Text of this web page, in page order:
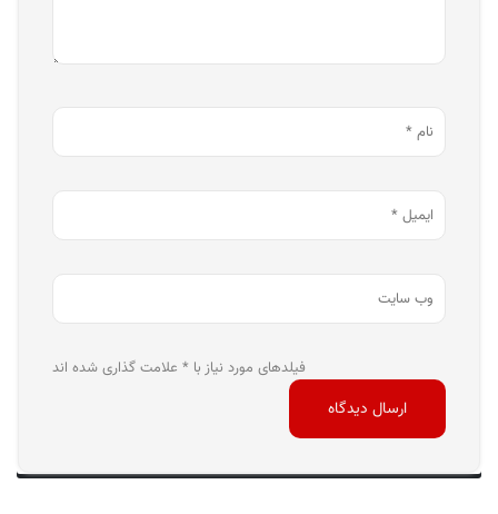
فیلدهای مورد نیاز با * علامت گذاری شده اند